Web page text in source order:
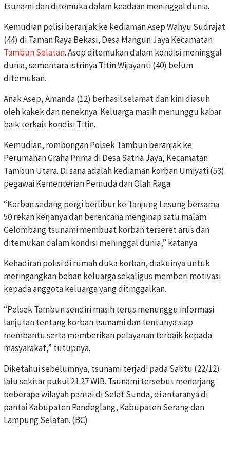
tsunami dan ditemuka dalam keadaan meninggal dunia.
Kemudian polisi beranjak ke kediaman Asep Wahyu Sudrajat
(44) di Taman Raya Bekasi, Desa Mangun Jaya Kecamatan
Tambun Selatan. Asep ditemukan dalam kondisi meninggal
dunia, sementara istrinya Titin Wijayanti (40) belum
ditemukan.
Anak Asep, Amanda (12) berhasil selamat dan kini diasuh
oleh kakek dan neneknya. Keluarga masih menunggu kabar
baik terkait kondisi Titin.
Kemudian, rombongan Polsek Tambun beranjak ke
Perumahan Graha Prima di Desa Satria Jaya, Kecamatan
Tambun Utara. Di sana adalah kediaman korban Umiyati (53)
pegawai Kementerian Pemuda dan Olah Raga.
“Korban sedang pergi berlibur ke Tanjung Lesung bersama
50 rekan kerjanya dan berencana menginap satu malam.
Gelombang tsunami membuat korban terseret arus dan
ditemukan dalam kondisi meninggal dunia,” katanya
Kehadiran polisi di rumah duka korban, diakuinya untuk
meringangkan beban keluarga sekaligus memberi motivasi
kepada anggota keluarga yang ditinggalkan.
“Polsek Tambun sendiri masih terus menunggu informasi
lanjutan tentang korban tsunami dan tentunya siap
membantu serta memberikan pelayanan terbaik kepada
masyarakat,” tutupnya.
Diketahui sebelumnya, tsunami terjadi pada Sabtu (22/12)
lalu sekitar pukul 21.27 WIB. Tsunami tersebut menerjang
beberapa wilayah pantai di Selat Sunda, di antaranya di
pantai Kabupaten Pandeglang, Kabupaten Serang dan
Lampung Selatan. (BC)